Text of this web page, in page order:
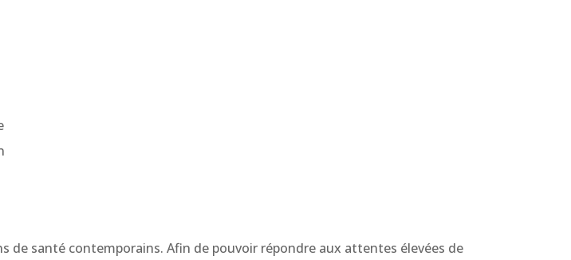
de santé contemporains. Afin de pouvoir répondre aux attentes élevées de